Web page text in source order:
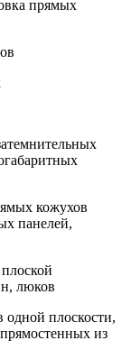
прямых
кожухов
панелей,
люков
одной плоскости,
из